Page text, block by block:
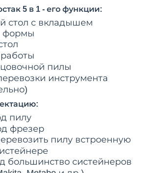
5 в 1 - его функции:
стол с вкладышем
формы
пилы
инструмента
пилу
фрезер
пилу встроенную
большинство систейнеров